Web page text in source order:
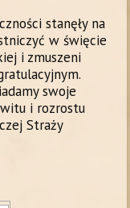
stanęły na
w święcie
i zmuszeni
swoje
i rozrostu
Straży